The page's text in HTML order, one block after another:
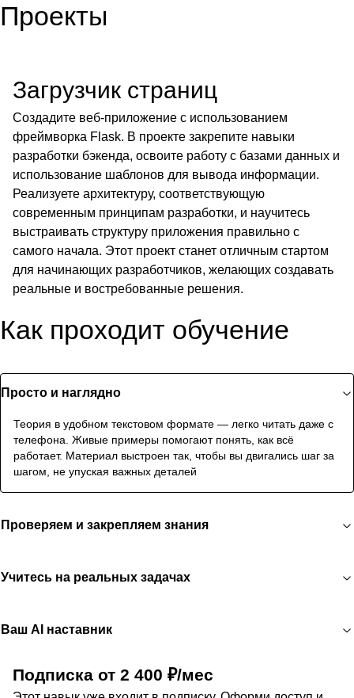
Проекты
Загрузчик страниц
Создадите веб-приложение с использованием
фреймворка Flask. В проекте закрепите навыки
разработки бэкенда, освоите работу с базами данных и
использование шаблонов для вывода информации.
Реализуете архитектуру, соответствующую
современным принципам разработки, и научитесь
выстраивать структуру приложения правильно с
самого начала. Этот проект станет отличным стартом
для начинающих разработчиков, желающих создавать
реальные и востребованные решения.
Как проходит обучение
Просто и наглядно
Теория в удобном текстовом формате — легко читать даже с
телефона. Живые примеры помогают понять, как всё
работает. Материал выстроен так, чтобы вы двигались шаг за
шагом, не упуская важных деталей
Проверяем и закрепляем знания
Учитесь на реальных задачах
Ваш AI наставник
Подписка от 2 400 ₽/мес